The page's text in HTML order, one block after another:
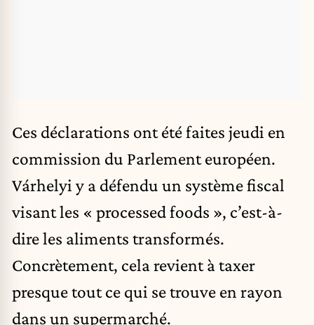
Ces déclarations ont été faites jeudi en
commission du Parlement européen.
Várhelyi y a défendu un système fiscal
visant les « processed foods », c’est-à-
dire les aliments transformés.
Concrètement, cela revient à taxer
presque tout ce qui se trouve en rayon
dans un supermarché.